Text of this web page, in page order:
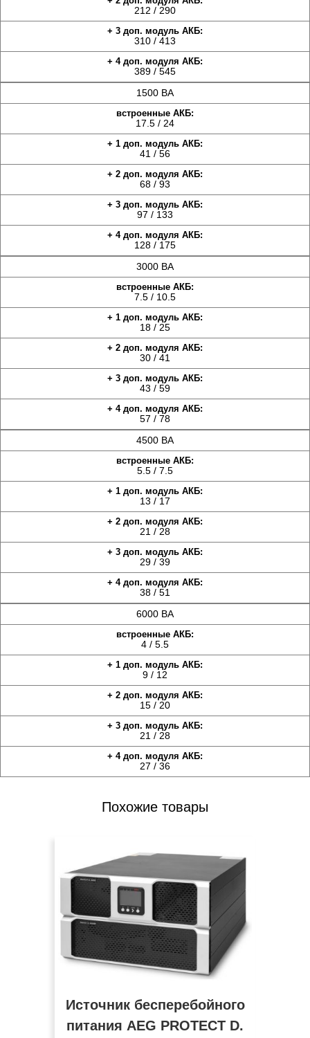
212 / 290
310 / 413
389 / 545
1500 ВА
17.5 / 24
41 / 56
68 / 93
97 / 133
128 / 175
3000 ВА
7.5 / 10.5
18 / 25
30 / 41
43 / 59
57 / 78
4500 ВА
5.5 / 7.5
13 / 17
21 / 28
29 / 39
38 / 51
6000 ВА
4 / 5.5
9 / 12
15 / 20
21 / 28
27 / 36
Похожие товары
Источник бесперебойного
питания AEG PROTECT D.